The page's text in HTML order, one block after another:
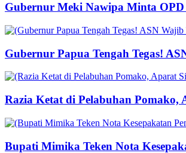
Gubernur Meki Nawipa Minta
Gubernur Papua Tengah Tegas!
Razia Ketat di Pelabuhan
Bupati Mimika Teken Nota